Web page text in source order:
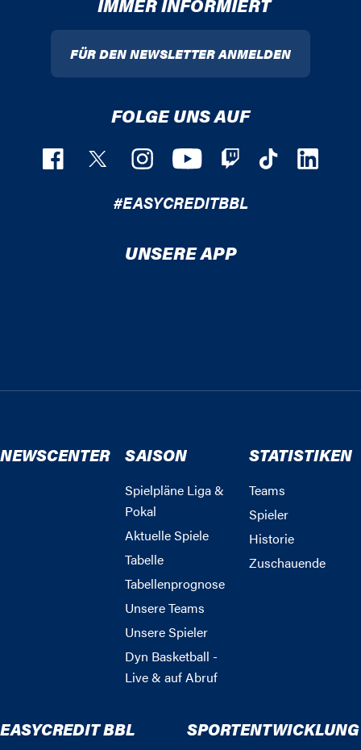
FÜR DEN NEWSLETTER ANMELDEN
FOLGE UNS AUF
#EASYCREDITBBL
UNSERE APP
NEWSCENTER SAISON
Spielpläne Liga &
Pokal
Aktuelle Spiele
Tabelle
Tabellenprognose
Unsere Teams
Unsere Spieler
Dyn Basketball -
Live & auf Abruf
STATISTIKEN
Teams
Spieler
Historie
Zuschauende
EASYCREDIT BBL SPORTENTWICKLUNG